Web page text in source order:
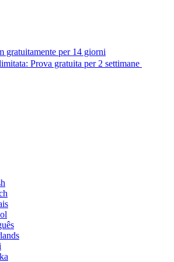
gratuitamente per 14 giorni
Prova gratuita per 2 settimane